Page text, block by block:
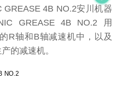
GREASE 4B NO.2安川机器
GREASE 4B NO.2 用
R轴和B轴减速机中，以及
的减速机。
NO.2